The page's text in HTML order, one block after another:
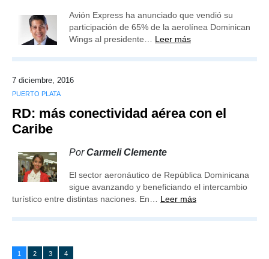
Avión Express ha anunciado que vendió su
participación de 65% de la aerolínea Dominican
Wings al presidente… Leer más
7 diciembre, 2016
PUERTO PLATA
RD: más conectividad aérea con el
Caribe
PorCarmeli Clemente
El sector aeronáutico de República Dominicana
sigue avanzando y beneficiando el intercambio
turístico entre distintas naciones. En… Leer más
1 2 3 4